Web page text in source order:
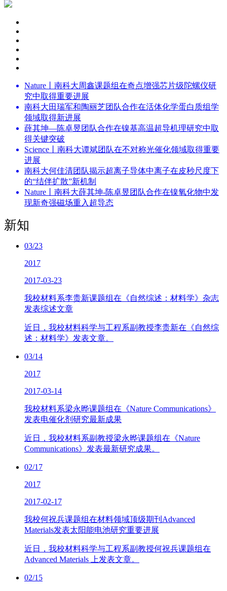
Nature丨南科大周鑫课题组在奇点增强芯片级陀螺仪研
究中取得重要进展
南科大田瑞军和陶丽芝团队合作在活体化学蛋白质组学
领域取得新进展
薛其坤—陈卓昱团队合作在镍基高温超导机理研究中取
得关键突破
Science丨南科大谭斌团队在不对称光催化领域取得重要
进展
南科大何佳清团队揭示超离子导体中离子在皮秒尺度下
的“结伴扩散”新机制
Nature丨南科大薛其坤-陈卓昱团队合作在镍氧化物中发
现新奇强磁场重入超导态
新知
03/23
2017
2017-03-23
我校材料系李贵新课题组在《自然综述：材料学》杂志
发表综述文章
近日，我校材料科学与工程系副教授李贵新在《自然综
述：材料学》发表文章。
03/14
2017
2017-03-14
我校材料系梁永晔课题组在《Nature Communications》
发表电催化剂研究最新成果
近日，我校材料系副教授梁永晔课题组在《Nature
Communications》发表最新研究成果。
02/17
2017
2017-02-17
我校何祝兵课题组在材料领域顶级期刊Advanced
Materials发表太阳能电池研究重要进展
近日，我校材料科学与工程系副教授何祝兵课题组在
Advanced Materials 上发表文章。
02/15